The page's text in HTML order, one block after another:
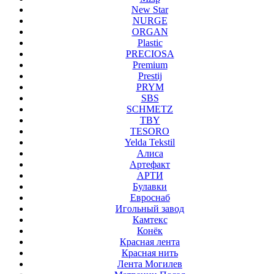
New Star
NURGE
ORGAN
Plastic
PRECIOSA
Premium
Prestij
PRYM
SBS
SCHMETZ
TBY
TESORO
Yelda Tekstil
Алиса
Артефакт
АРТИ
Булавки
Евроснаб
Игольный завод
Камтекс
Конёк
Красная лента
Красная нить
Лента Могилев